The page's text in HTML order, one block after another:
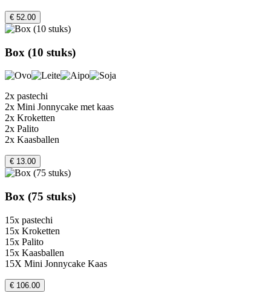
€ 52.00
Box (10 stuks)
2x pastechi
2x Mini Jonnycake met kaas
2x Kroketten
2x Palito
2x Kaasballen
€ 13.00
Box (75 stuks)
15x pastechi
15x Kroketten
15x Palito
15x Kaasballen
15X Mini Jonnycake Kaas
€ 106.00